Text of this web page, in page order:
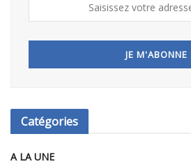
Catégories
A LA UNE